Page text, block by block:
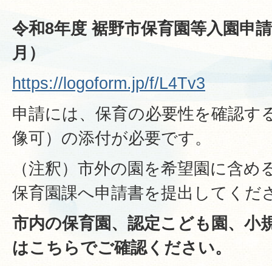
令和8年度 裾野市保育園等入園申
月）
https://logoform.jp/f/L4Tv3
申請には、保育の必要性を確認す
像可）の添付が必要です。
（注釈）市外の園を希望園に含め
保育園課へ申請書を提出してくだ
市内の保育園、認定こども園、小
はこちらでご確認ください。